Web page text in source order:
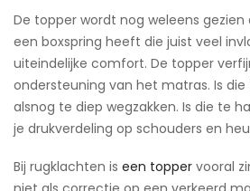
De topper wordt nog weleens gezien
een boxspring heeft die juist veel
uiteindelijke comfort. De topper
ondersteuning van het matras. Is
alsnog te diep wegzakken. Is die te
je drukverdeling op schouders en
Bij rugklachten is een topper vooral